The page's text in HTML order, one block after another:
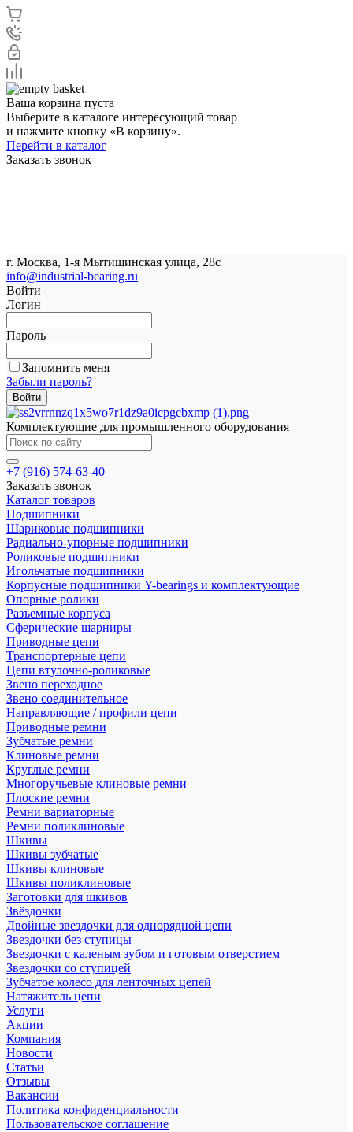
Ваша корзина пуста
Выберите в каталоге интересующий товар
и нажмите кнопку «В корзину».
Перейти в каталог
Заказать звонок
г. Москва, 1-я Мытищинская улица, 28с
info@industrial-bearing.ru
Войти
Логин
Пароль
Запомнить меня
Забыли пароль?
Комплектующие для промышленного оборудования
+7 (916) 574-63-40
Заказать звонок
Каталог товаров
Подшипники
Шариковые подшипники
Радиально-упорные подшипники
Роликовые подшипники
Игольчатые подшипники
Корпусные подшипники Y-bearings и комплектующие
Опорные ролики
Разъемные корпуса
Сферические шарниры
Приводные цепи
Транспортерные цепи
Цепи втулочно-роликовые
Звено переходное
Звено соединительное
Направляющие / профили цепи
Приводные ремни
Зубчатые ремни
Клиновые ремни
Круглые ремни
Многоручьевые клиновые ремни
Плоские ремни
Ремни вариаторные
Ремни поликлиновые
Шкивы
Шкивы зубчатые
Шкивы клиновые
Шкивы поликлиновые
Заготовки для шкивов
Звёздочки
Двойные звездочки для однорядной цепи
Звездочки без ступицы
Звездочки с каленым зубом и готовым отверстием
Звездочки со ступицей
Зубчатое колесо для ленточных цепей
Натяжитель цепи
Услуги
Акции
Компания
Новости
Статьи
Отзывы
Вакансии
Политика конфиденциальности
Пользовательское соглашение